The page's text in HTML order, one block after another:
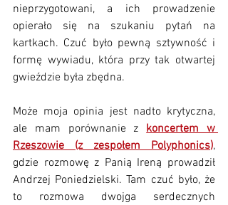
nieprzygotowani, a ich prowadzenie
opierało się na szukaniu pytań na
kartkach. Czuć było pewną sztywność i
formę wywiadu, która przy tak otwartej
gwieździe była zbędna.
Może moja opinia jest nadto krytyczna,
ale mam porównanie z koncertem w
Rzeszowie (z zespołem Polyphonics),
gdzie rozmowę z Panią Ireną prowadził
Andrzej Poniedzielski. Tam czuć było, że
to rozmowa dwojga serdecznych